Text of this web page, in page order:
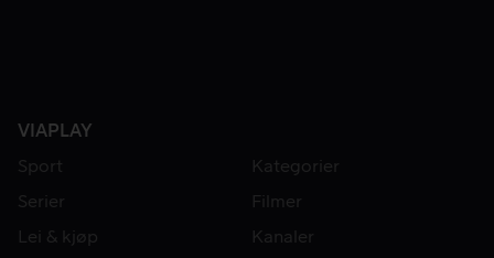
VIAPLAY
Sport
Kategorier
Serier
Filmer
Lei & kjøp
Kanaler